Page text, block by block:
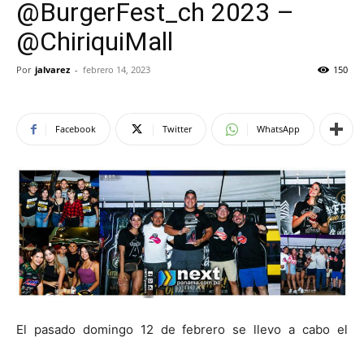
@BurgerFest_ch 2023 –
@ChiriquiMall
Por jalvarez - febrero 14, 2023 150
Facebook Twitter WhatsApp
El pasado domingo 12 de febrero se llevo a cabo el